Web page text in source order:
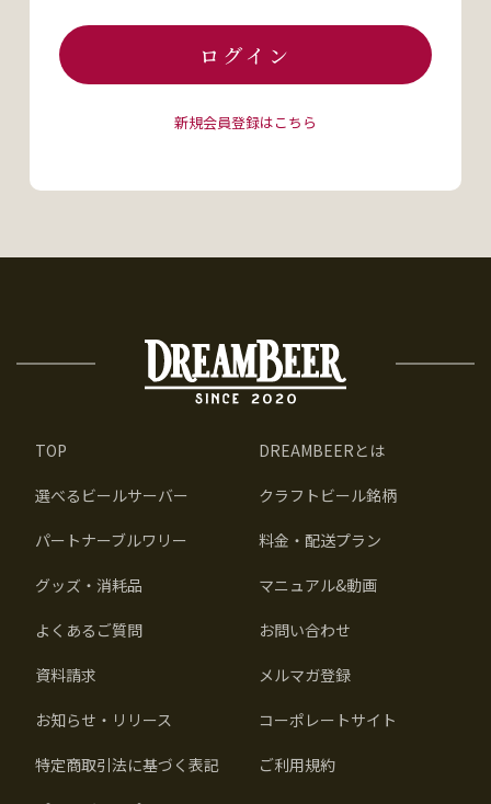
ログイン
新規会員登録はこちら
TOP DREAMBEERとは
選べるビールサーバー クラフトビール銘柄
パートナーブルワリー 料金・配送プラン
グッズ・消耗品 マニュアル&動画
よくあるご質問 お問い合わせ
資料請求 メルマガ登録
お知らせ・リリース コーポレートサイト
特定商取引法に基づく表記 ご利用規約